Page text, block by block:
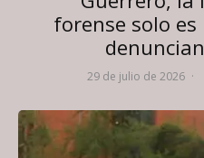
forense solo
29 de julio de 2026 ·